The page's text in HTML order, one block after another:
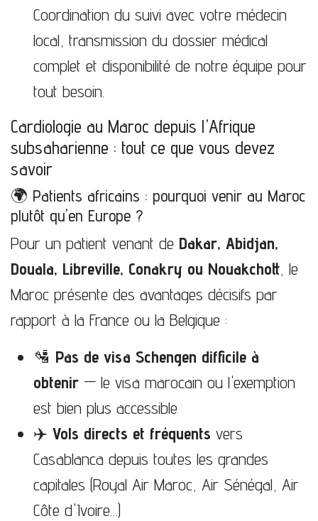
Coordination du suivi avec votre médecin
local, transmission du dossier médical
complet et disponibilité de notre équipe pour
tout besoin.
Cardiologie au Maroc depuis l'Afrique
subsaharienne : tout ce que vous devez
savoir
🌍 Patients africains : pourquoi venir au Maroc
plutôt qu'en Europe ?
Pour un patient venant de Dakar, Abidjan,
Douala, Libreville, Conakry ou Nouakchott , le
Maroc présente des avantages décisifs par
rapport à la France ou la Belgique :
🛂 Pas de visa Schengen difficile à
obtenir — le visa marocain ou l'exemption
est bien plus accessible
✈️ Vols directs et fréquents vers
Casablanca depuis toutes les grandes
capitales (Royal Air Maroc, Air Sénégal, Air
Côte d'Ivoire…)